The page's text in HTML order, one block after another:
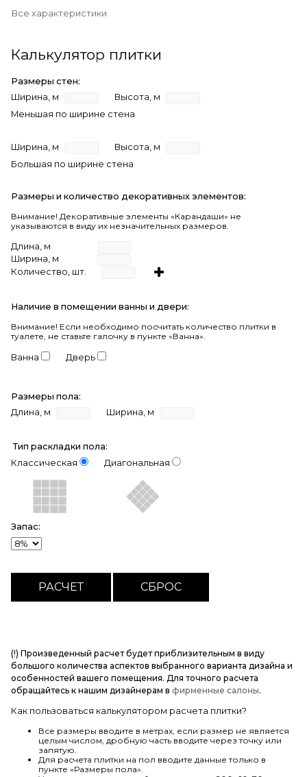
Все характеристики
Калькулятор плитки
Размеры стен:
Ширина, м
Высота, м
Меньшая по ширине стена
Ширина, м
Высота, м
Большая по ширине стена
Размеры и количество декоративных элементов:
Внимание! Декоративные элементы «Карандаши» не
указываются в виду их незначительных размеров.
Длина, м
Ширина, м
Количество, шт.
Наличие в помещении ванны и двери:
Внимание! Если необходимо посчитать количество плитки в
туалете, не ставьте галочку в пункте «Ванна».
Ванна Дверь
Размеры пола:
Длина, м
Ширина, м
Тип раскладки пола:
Классическая
Диагональная
Запас:
(!) Произведенный расчет будет приблизительным в виду
большого количества аспектов выбранного варианта дизайна и
особенностей вашего помещения. Для точного расчета
обращайтесь к нашим дизайнерам в фирменные салоны.
Как пользоваться калькулятором расчета плитки?
Все размеры вводите в метрах, если размер не является
целым числом, дробную часть вводите через точку или
запятую.
Для расчета плитки на пол вводите данные только в
пункте «Размеры пола».